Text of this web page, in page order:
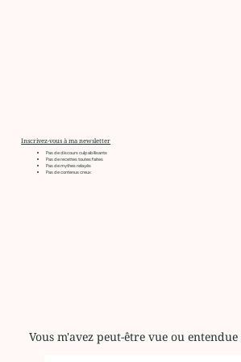
Vous m'avez peut-être vue ou
Inscrivez-vous à ma newsletter
Pas de discours culpabilisants
Pas de recettes toutes faites
Pas de mythes relayés
Pas de contenus creux